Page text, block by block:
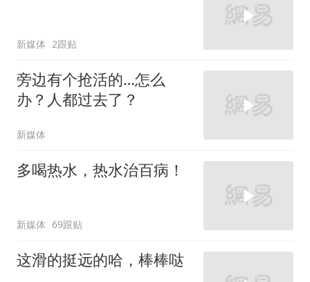
新媒体 2跟贴
旁边有个抢活的…怎么
办？人都过去了？
新媒体
多喝热水，热水治百病！
新媒体 69跟贴
这滑的挺远的哈，棒棒哒